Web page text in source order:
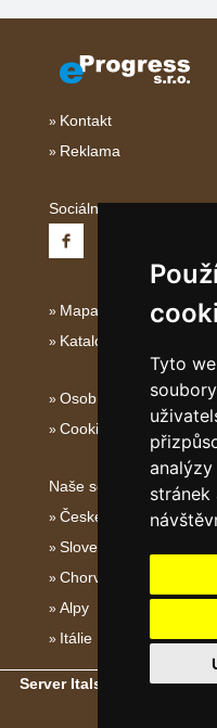
Tyto
stránek
Kontakt
Reklama
Sociální sítě:
Mapa serveru Severní
Katalog ubytování
Osobní údaje
Cookies
Naše servery:
České hory
Slovenské hory
Chorvatsko
Alpy
Itálie
Server Italské hory,